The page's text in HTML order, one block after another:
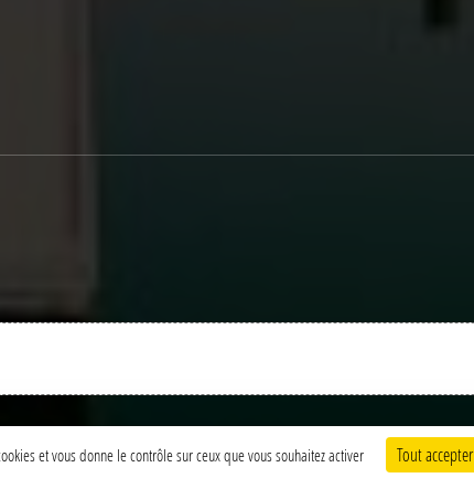
Gestion des cookies
et vous donne le contrôle sur ceux que vous souhaitez activer Tout accepter